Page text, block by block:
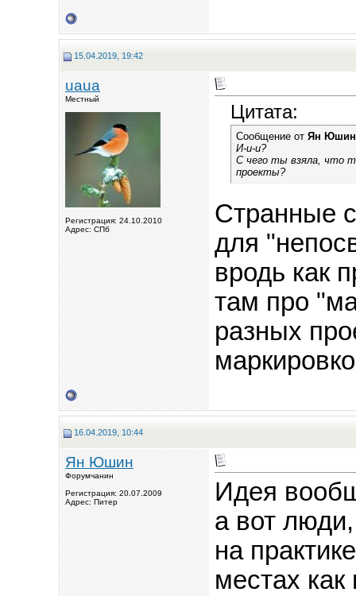
15.04.2019, 19:42
uaua
Местный
Регистрация: 24.10.2010
Адрес: СПб
Цитата:
Сообщение от Ян Юшин
И-и-и?
С чего ты взяла, что
проекты?
Странные
для
вродь как
там про
разных
16.04.2019, 10:44
Ян Юшин
Форумчанин
Регистрация: 20.07.2009
Адрес: Питер
Идея
а вот
на
местах как